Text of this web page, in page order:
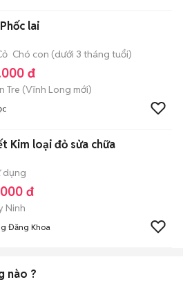
lai
Chó con (dưới 3 tháng tuổi)
đ
Tre (Vĩnh Long mới)
Kim loại đỏ sửa chữa
dụng
đ
Ninh
Đăng Khoa
nào ?